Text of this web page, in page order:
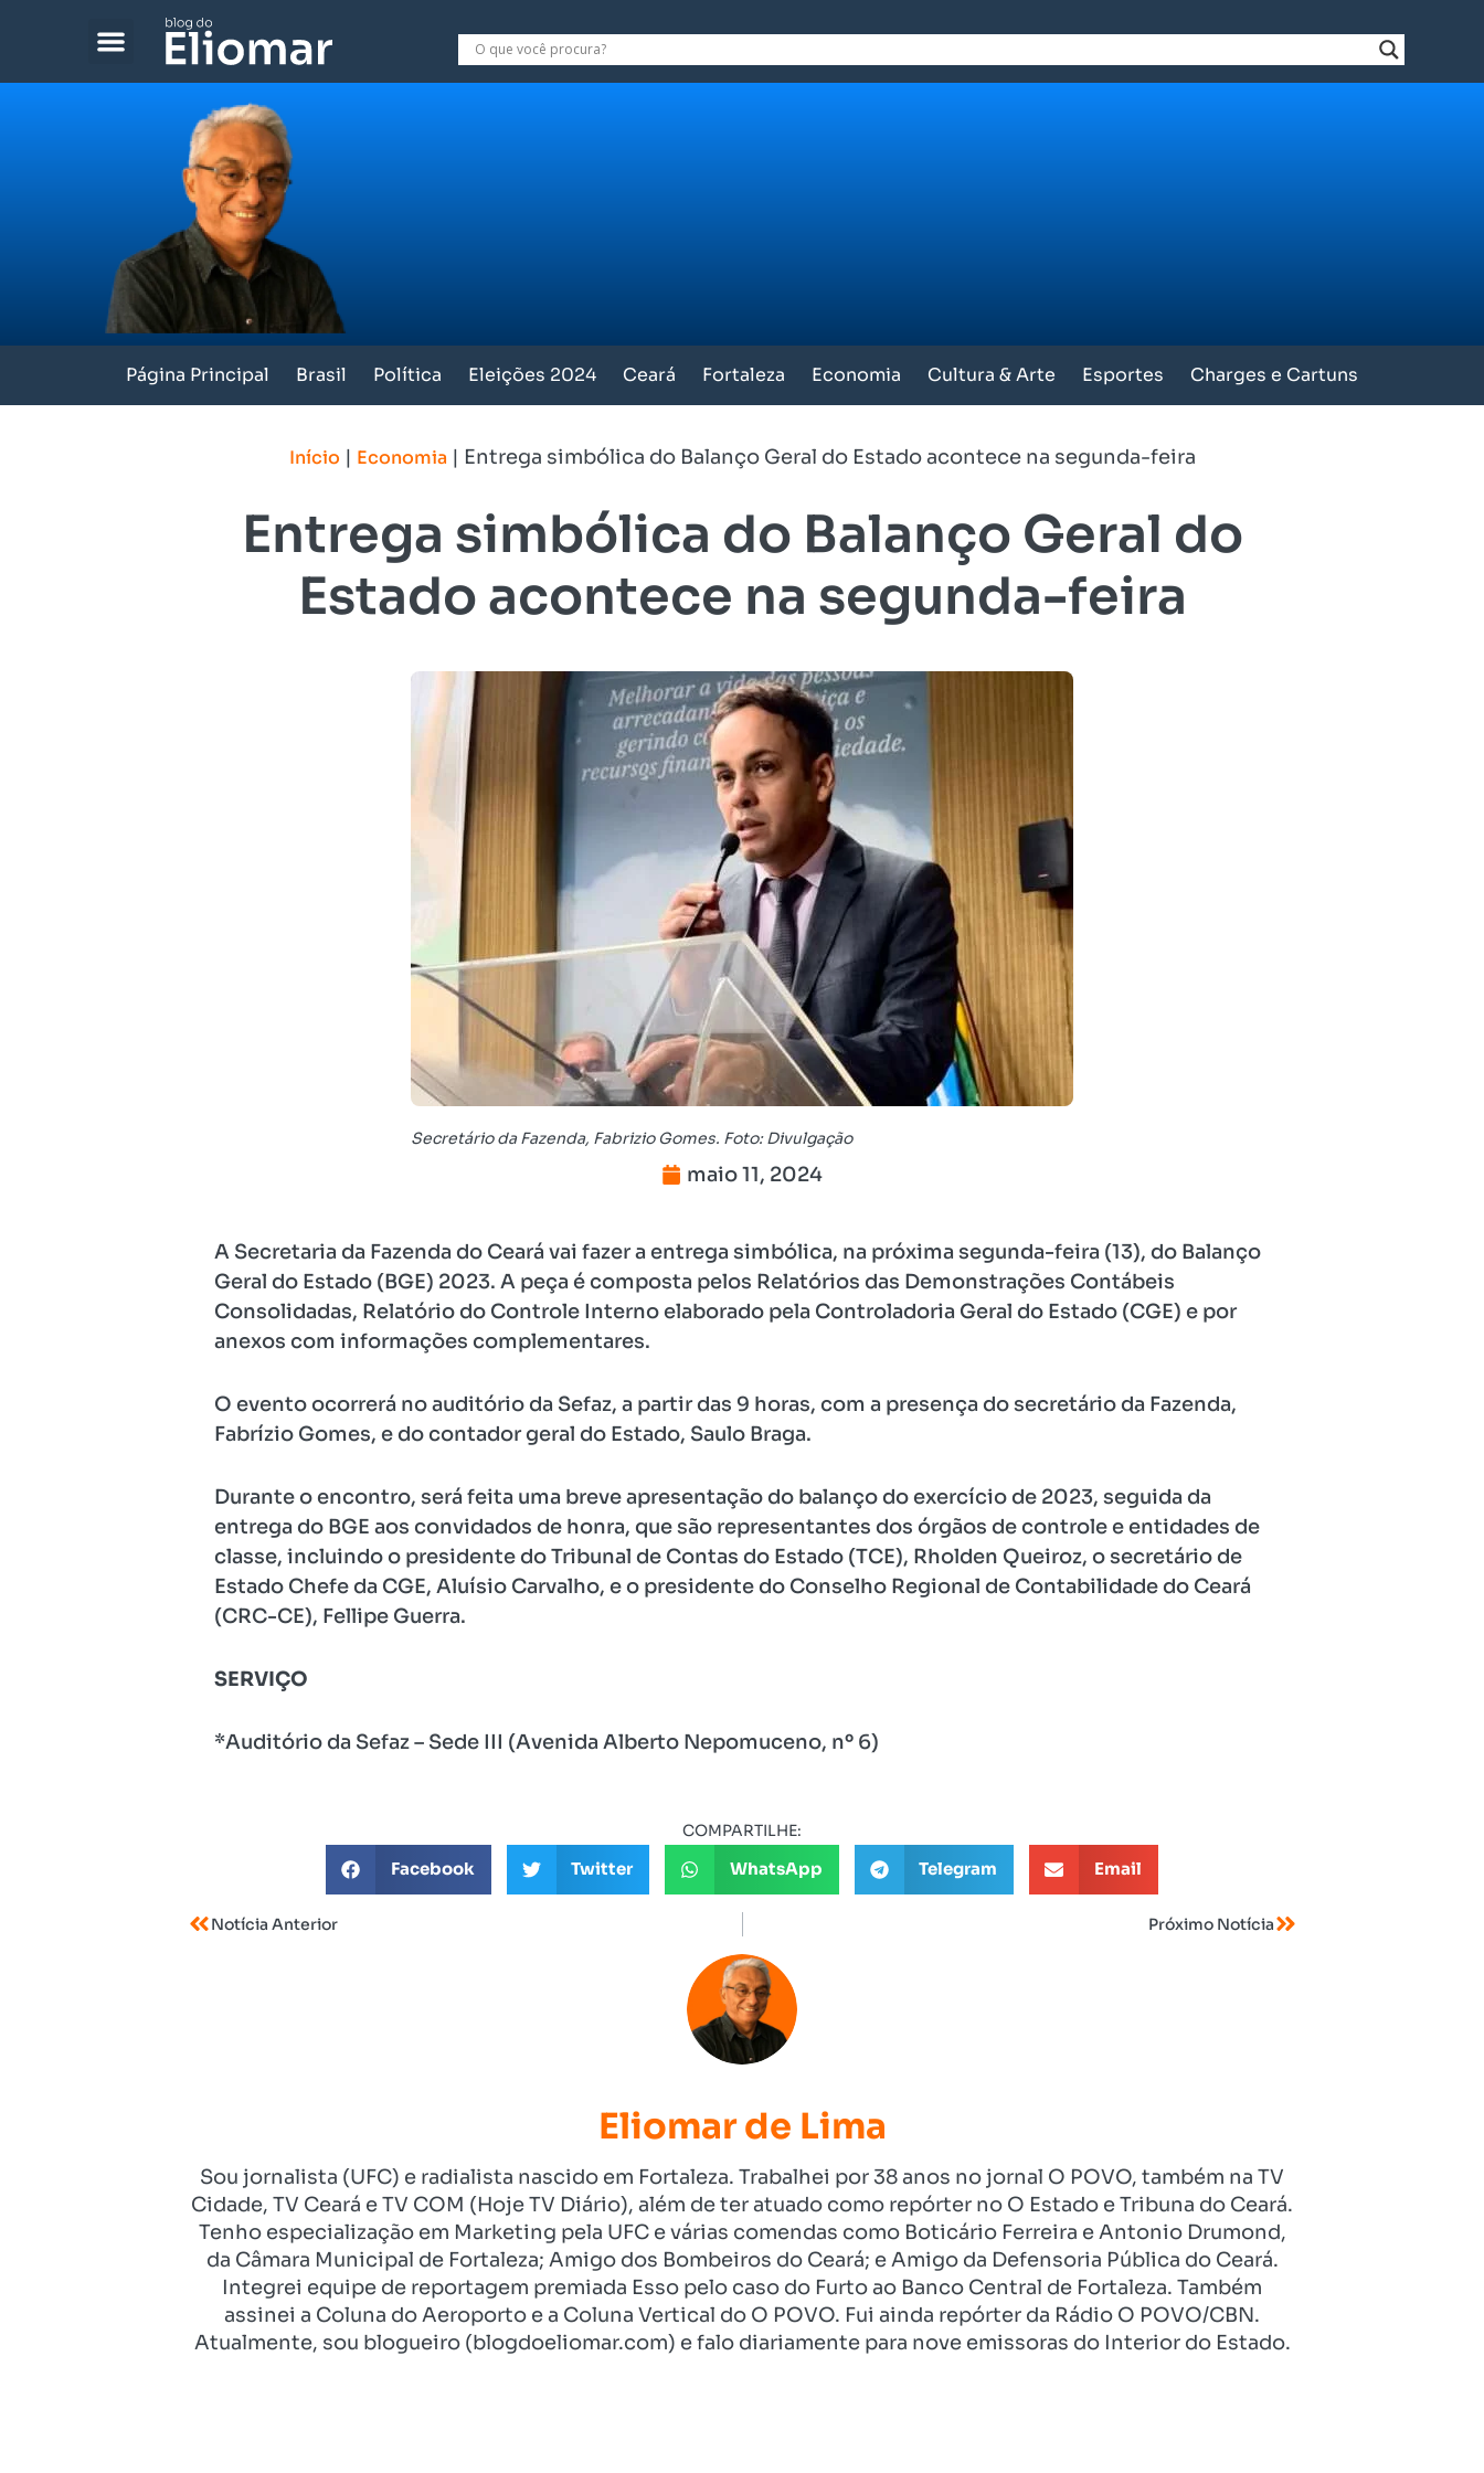
Página Principal Brasil Política Eleições 2024 Ceará Fortaleza Economia Cultura & Arte Esportes Charges e Cartuns
Início | Economia | Entrega simbólica do Balanço Geral do Estado acontece na segunda-feira
Entrega simbólica do Balanço Geral do
Estado acontece na segunda-feira
Secretário da Fazenda, Fabrizio Gomes. Foto: Divulgação
maio 11, 2024
A Secretaria da Fazenda do Ceará vai fazer a entrega simbólica, na próxima segunda-feira (13), do Balanço
Geral do Estado (BGE) 2023. A peça é composta pelos Relatórios das Demonstrações Contábeis
Consolidadas, Relatório do Controle Interno elaborado pela Controladoria Geral do Estado (CGE) e por
anexos com informações complementares.
O evento ocorrerá no auditório da Sefaz, a partir das 9 horas, com a presença do secretário da Fazenda,
Fabrízio Gomes, e do contador geral do Estado, Saulo Braga.
Durante o encontro, será feita uma breve apresentação do balanço do exercício de 2023, seguida da
entrega do BGE aos convidados de honra, que são representantes dos órgãos de controle e entidades de
classe, incluindo o presidente do Tribunal de Contas do Estado (TCE), Rholden Queiroz, o secretário de
Estado Chefe da CGE, Aluísio Carvalho, e o presidente do Conselho Regional de Contabilidade do Ceará
(CRC-CE), Fellipe Guerra.
SERVIÇO
*Auditório da Sefaz – Sede III (Avenida Alberto Nepomuceno, nº 6)
COMPARTILHE:
Facebook Twitter WhatsApp Telegram Email
Notícia Anterior Próximo Notícia
Eliomar de Lima
Sou jornalista (UFC) e radialista nascido em Fortaleza. Trabalhei por 38 anos no jornal O POVO, também na TV
Cidade, TV Ceará e TV COM (Hoje TV Diário), além de ter atuado como repórter no O Estado e Tribuna do Ceará.
Tenho especialização em Marketing pela UFC e várias comendas como Boticário Ferreira e Antonio Drumond,
da Câmara Municipal de Fortaleza; Amigo dos Bombeiros do Ceará; e Amigo da Defensoria Pública do Ceará.
Integrei equipe de reportagem premiada Esso pelo caso do Furto ao Banco Central de Fortaleza. Também
assinei a Coluna do Aeroporto e a Coluna Vertical do O POVO. Fui ainda repórter da Rádio O POVO/CBN.
Atualmente, sou blogueiro (blogdoeliomar.com) e falo diariamente para nove emissoras do Interior do Estado.